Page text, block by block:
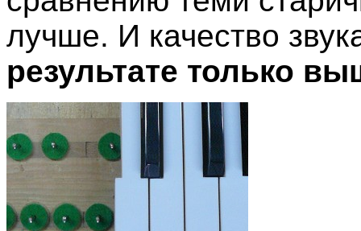
лучше. И качество
результате только